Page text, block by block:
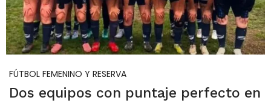
FÚTBOL FEMENINO Y RESERVA
Dos equipos con puntaje perfecto en